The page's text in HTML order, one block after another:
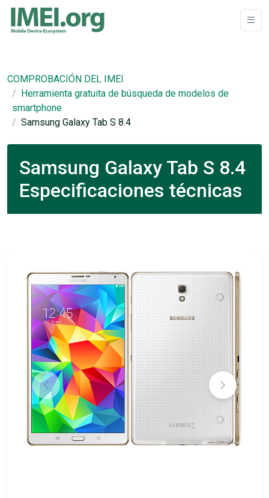
COMPROBACIÓN DEL IMEI
Herramienta gratuita de búsqueda de modelos de
smartphone
Samsung Galaxy Tab S 8.4
Samsung Galaxy Tab S 8.4
Especificaciones técnicas